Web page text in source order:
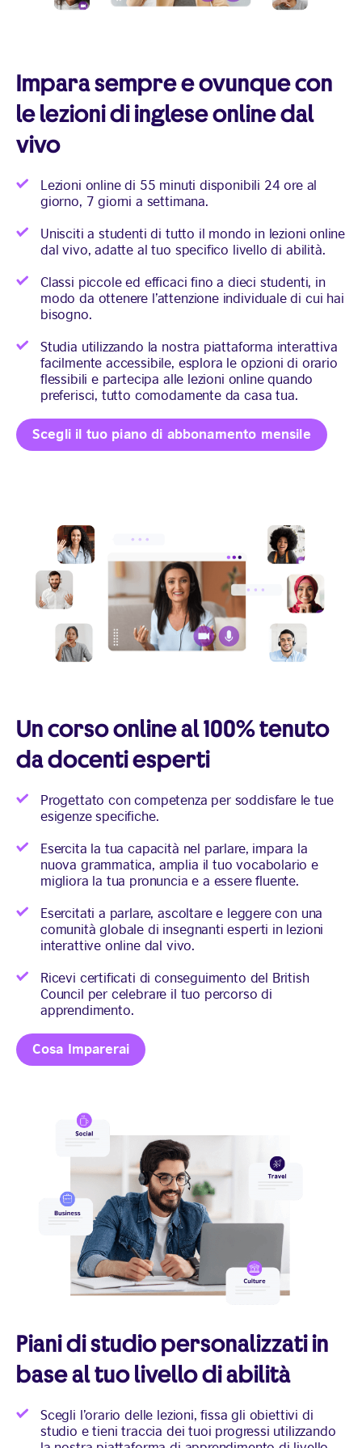
Impara sempre e ovunque con
le lezioni di inglese online dal
vivo
Lezioni online di 55 minuti disponibili 24 ore al
giorno, 7 giorni a settimana.
Unisciti a studenti di tutto il mondo in lezioni online
dal vivo, adatte al tuo specifico livello di abilità.
Classi piccole ed efficaci fino a dieci studenti, in
modo da ottenere l’attenzione individuale di cui hai
bisogno.
Studia utilizzando la nostra piattaforma interattiva
facilmente accessibile, esplora le opzioni di orario
flessibili e partecipa alle lezioni online quando
preferisci, tutto comodamente da casa tua.
Scegli il tuo piano di abbonamento mensile
Un corso online al 100% tenuto
da docenti esperti
Progettato con competenza per soddisfare le tue
esigenze specifiche.
Esercita la tua capacità nel parlare, impara la
nuova grammatica, amplia il tuo vocabolario e
migliora la tua pronuncia e a essere fluente.
Esercitati a parlare, ascoltare e leggere con una
comunità globale di insegnanti esperti in lezioni
interattive online dal vivo.
Ricevi certificati di conseguimento del British
Council per celebrare il tuo percorso di
apprendimento.
Cosa Imparerai
Piani di studio personalizzati in
base al tuo livello di abilità
Scegli l’orario delle lezioni, fissa gli obiettivi di
studio e tieni traccia dei tuoi progressi utilizzando